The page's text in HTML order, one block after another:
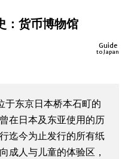
Русский
：货币博物馆
Guide
to Japan
于东京日本桥本石町的
在日本及东亚使用的历
迄今为止发行的所有纸
成人与儿童的体验区，